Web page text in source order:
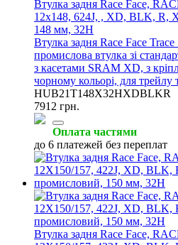
Втулка задня Race Face,
12x148, 624J, , XD, BLK, R,
148 мм, 32H
Втулка задня Race Face
промислова втулка зі
з касетами SRAM XD, з
чорному кольорі, для трейлу
HUB21T148X32HXDBLKR
7912 грн.
Оплата частями
до 6 платежей без переплат
Втулка задня Race Face,